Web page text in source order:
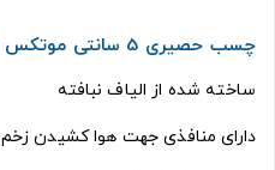
چسب حصیری 5 سانتی موتکس مدل SOFTPORE
ساخته شده از الیاف نبافته
دارای منافذی جهت هوا کشیدن زخم